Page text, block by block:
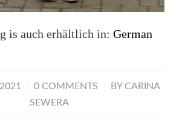
is auch erhältlich in: German
0 COMMENTS
/ BY CARINA
SEWERA